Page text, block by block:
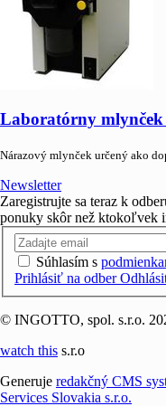
Laboratórny
Nárazový mlynček určený ako
Newsletter
Zaregistrujte sa teraz k
ponuky skôr než ktokoľvek
Súhlasím s
Prihlásiť na odber
© INGOTTO, spol. s.r.o.
watch this s.r.o
Generuje redakčný CMS
Services Slovakia s.r.o.